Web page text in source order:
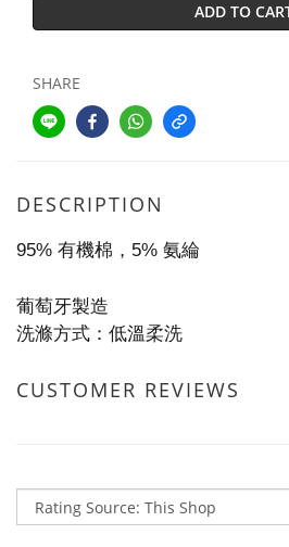
ADD TO
SHARE
DESCRIPTION
95% 有機棉，5% 氨綸
葡萄牙製造
洗滌方式：低溫柔洗
CUSTOMER REVIEWS